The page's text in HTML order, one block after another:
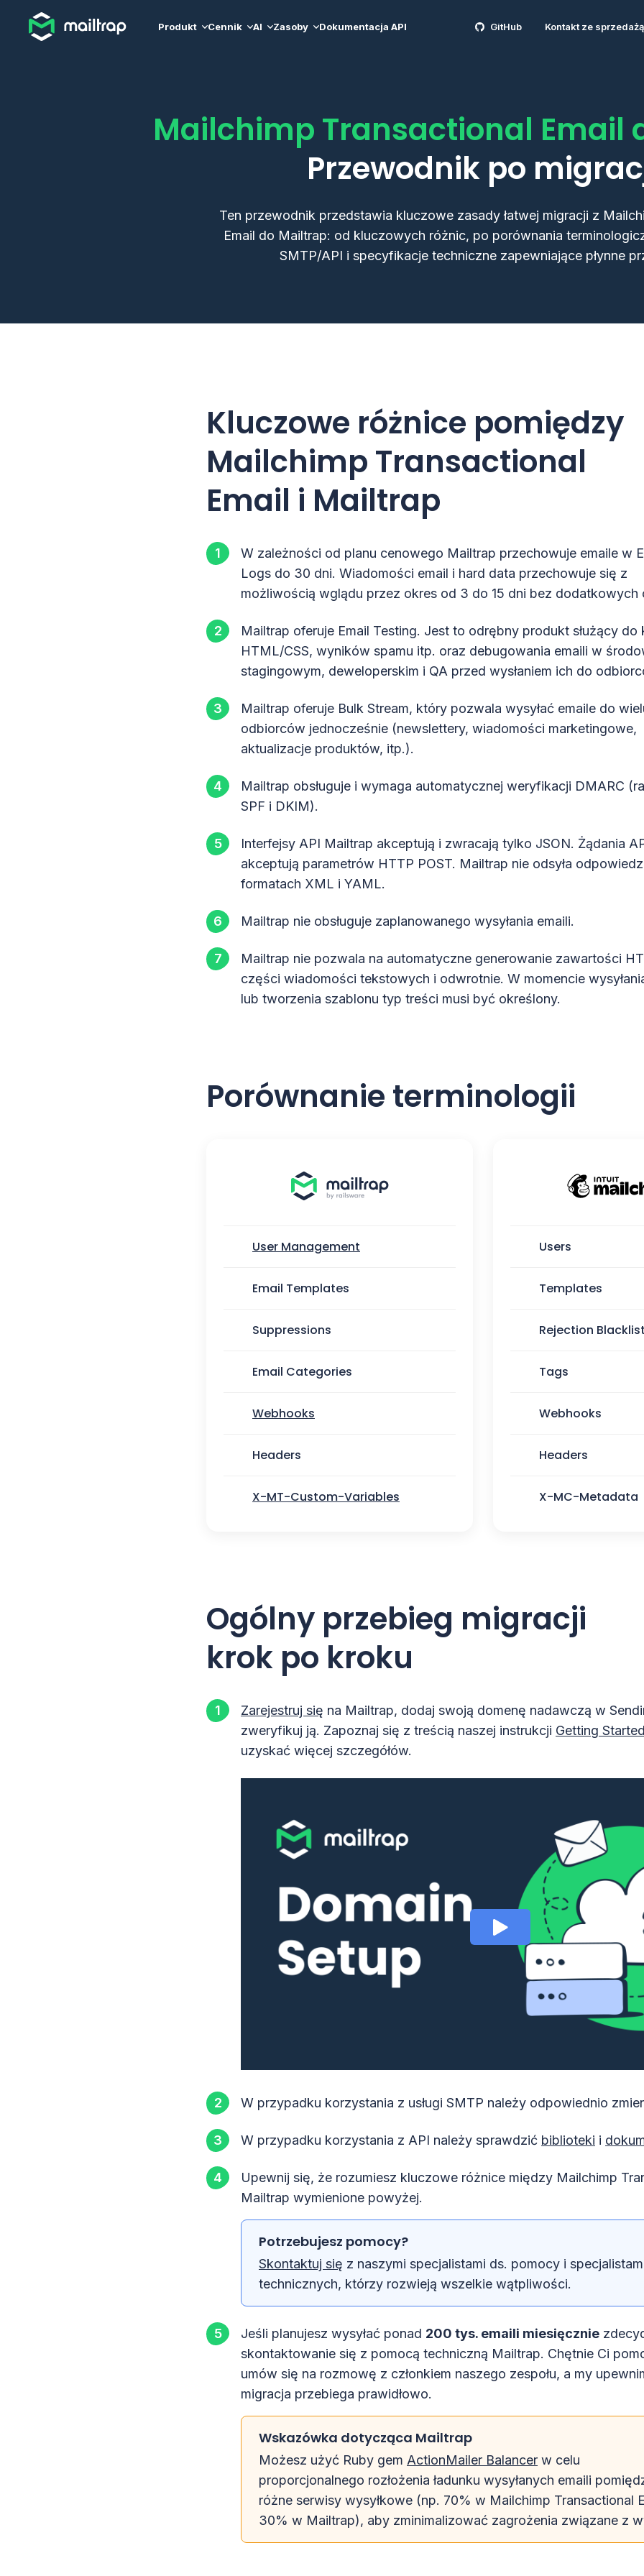
Produkt Cennik AI Zasoby Dokumentacja API GitHub Kontakt ze sprzedażą
Mailchimp Transactional Email
Przewodnik po
Ten przewodnik przedstawia kluczowe zasady łatwej migracji z
Email do Mailtrap: od kluczowych różnic, po porównania
SMTP/API i specyfikacje techniczne zapewniające płynne
Kluczowe różnice pomiędzy
Mailchimp Transactional
Email i Mailtrap
W zależności od planu cenowego Mailtrap przechowuje emaile w
Logs do 30 dni. Wiadomości email i hard data przechowuje się z
możliwością wglądu przez okres od 3 do 15 dni bez dodatkowych
Mailtrap oferuje Email Testing. Jest to odrębny produkt służący do
HTML/CSS, wyników spamu itp. oraz debugowania emaili w
stagingowym, deweloperskim i QA przed wysłaniem ich do
Mailtrap oferuje Bulk Stream, który pozwala wysyłać emaile do
odbiorców jednocześnie (newslettery, wiadomości marketingowe,
aktualizacje produktów, itp.).
Mailtrap obsługuje i wymaga automatycznej weryfikacji DMARC
SPF i DKIM).
Interfejsy API Mailtrap akceptują i zwracają tylko JSON. Żądania
akceptują parametrów HTTP POST. Mailtrap nie odsyła
formatach XML i YAML.
Mailtrap nie obsługuje zaplanowanego wysyłania emaili.
Mailtrap nie pozwala na automatyczne generowanie zawartości
części wiadomości tekstowych i odwrotnie. W momencie
lub tworzenia szablonu typ treści musi być określony.
Porównanie terminologii
User Management
Email Templates
Suppressions
Email Categories
Webhooks
Headers
X-MT-Custom-Variables
Users
Templates
Rejection
Tags
Webhooks
Headers
X-MC-Metadata
Ogólny przebieg migracji
krok po kroku
Zarejestruj się na Mailtrap, dodaj swoją domenę nadawczą w
zweryfikuj ją. Zapoznaj się z treścią naszej instrukcji Getting
uzyskać więcej szczegółów.
W przypadku korzystania z usługi SMTP należy odpowiednio
W przypadku korzystania z API należy sprawdzić biblioteki i
Upewnij się, że rozumiesz kluczowe różnice między Mailchimp
Mailtrap wymienione powyżej.
Potrzebujesz pomocy?
Skontaktuj się z naszymi specjalistami ds. pomocy i
technicznych, którzy rozwieją wszelkie wątpliwości.
Jeśli planujesz wysyłać ponad 200 tys. emaili miesięcznie
skontaktowanie się z pomocą techniczną Mailtrap. Chętnie Ci
umów się na rozmowę z członkiem naszego zespołu, a my
migracja przebiega prawidłowo.
Wskazówka dotycząca Mailtrap
Możesz użyć Ruby gem ActionMailer Balancer w celu
proporcjonalnego rozłożenia ładunku wysyłanych emaili
różne serwisy wysyłkowe (np. 70% w Mailchimp Transactional
30% w Mailtrap), aby zminimalizować zagrożenia związane z